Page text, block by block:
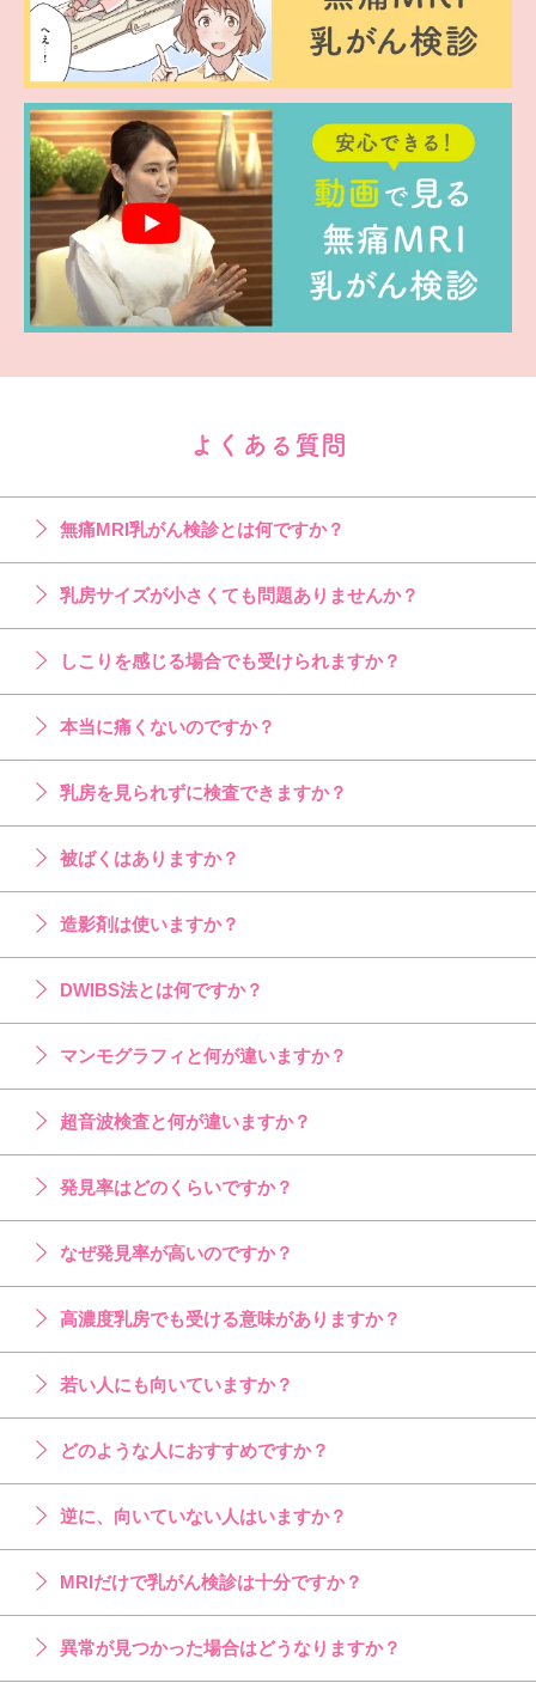
よくある質問
無痛MRI乳がん検診とは何ですか？
乳房サイズが小さくても問題ありませんか？
しこりを感じる場合でも受けられますか？
本当に痛くないのですか？
乳房を見られずに検査できますか？
被ばくはありますか？
造影剤は使いますか？
DWIBS法とは何ですか？
マンモグラフィと何が違いますか？
超音波検査と何が違いますか？
発見率はどのくらいですか？
なぜ発見率が高いのですか？
高濃度乳房でも受ける意味がありますか？
若い人にも向いていますか？
どのような人におすすめですか？
逆に、向いていない人はいますか？
MRIだけで乳がん検診は十分ですか？
異常が見つかった場合はどうなりますか？